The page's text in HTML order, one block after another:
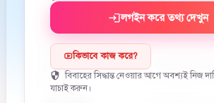
আনলক করলে দেখা
অভিভাবকের
মোবাইল
লগইন করে তথ্য দেখুন
কিভাবে কাজ করে?
বিবাহের সিদ্ধান্ত নেওয়ার আগে অবশ্যই নিজ
যাচাই করুন।